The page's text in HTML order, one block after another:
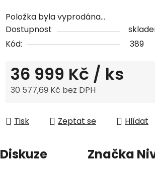
Položka byla vyprodána…
Dostupnost
Kód:
389
36 999 Kč / ks
30 577,69 Kč bez DPH
Tisk
Zeptat se Hlídat
Diskuze Značka